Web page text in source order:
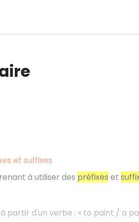
et suffixes
à utiliser des préfixes et
partir d'un verbe : « to paint / a